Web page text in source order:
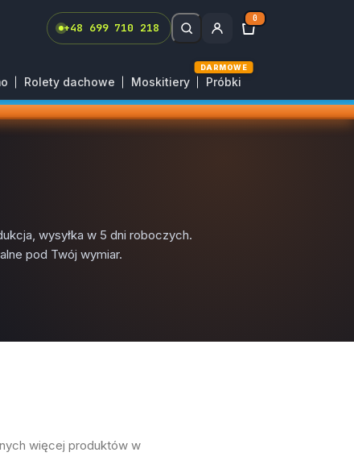
+48 699 710 218
0
Rolety dachowe Moskitiery Próbki
DARMOWE
wysyłka w 5 dni roboczych.
pod Twój wymiar.
więcej produktów w